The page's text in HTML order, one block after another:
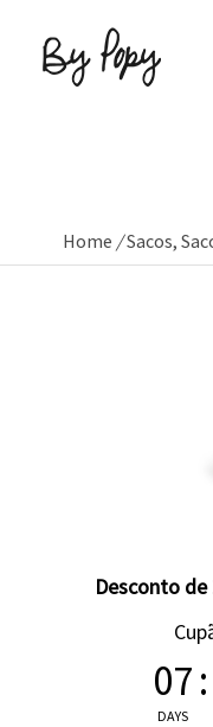
Home /Sacos,
Desconto
07
DAYS
: